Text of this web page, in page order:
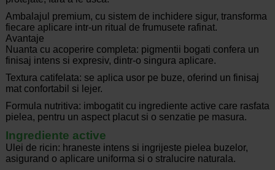
Ambalajul premium, cu sistem de inchidere sigur, transforma
fiecare aplicare intr-un ritual de frumusete rafinat.
Avantaje
Nuanta cu acoperire completa: pigmentii bogati confera un
finisaj intens si expresiv, dintr-o singura aplicare.
Textura catifelata: se aplica usor pe buze, oferind un finisaj
mat confortabil si lejer.
Formula nutritiva: imbogatit cu ingrediente active care rasfata
pielea, pentru un aspect placut si o senzatie pe masura.
Ingrediente active
Ulei de ricin: hraneste intens si ingrijeste pielea buzelor,
asigurand o aplicare uniforma si o stralucire naturala.